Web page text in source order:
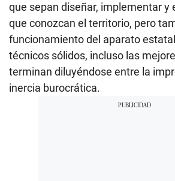
que sepan diseñar, implementar y
que conozcan el territorio, pero
funcionamiento del aparato
técnicos sólidos, incluso las
terminan diluyéndose entre la
inercia burocrática.